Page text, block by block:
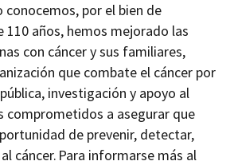
conocemos, por el bien de
110 años, hemos mejorado las
con cáncer y sus familiares,
que combate el cáncer por
investigación y apoyo al
comprometidos a asegurar que
de prevenir, detectar,
cáncer. Para informarse más al